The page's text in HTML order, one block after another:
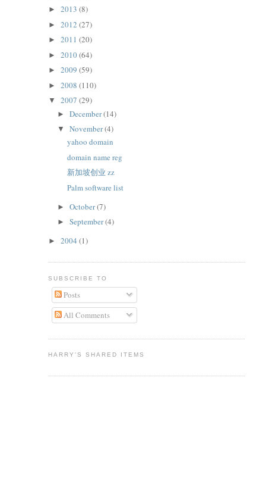
► 2013 (8)
► 2012 (27)
► 2011 (20)
► 2010(64)
► 2009 (59)
► 2008 (110)
▼ 2007 (29)
►December(14)
▼November(4)
yahoo domain
domain name reg
新加坡创业 zz
Palm software list
►October(7)
►September(4)
► 2004 (1)
SUBSCRIBE TO
Posts
All Comments
HARRY'S SHARED ITEMS